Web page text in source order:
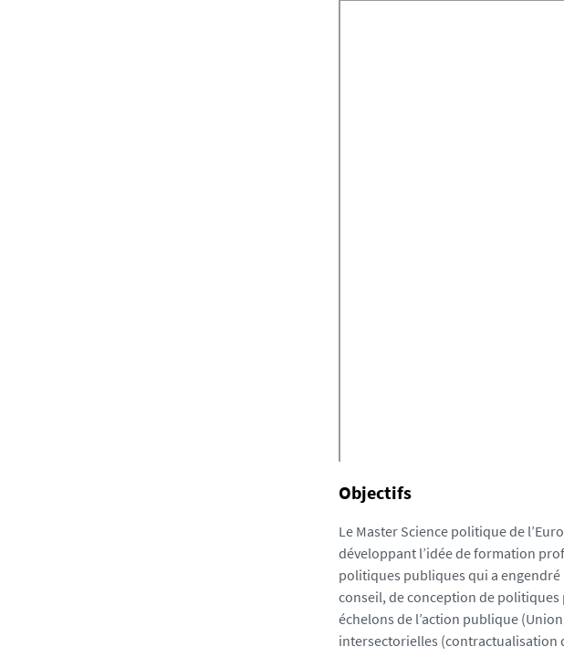
Objectifs
Le Master Science politique de
développant l’idée de formation
politiques publiques qui a engendré
conseil, de conception de
échelons de l’action publique
intersectorielles (contractualisation